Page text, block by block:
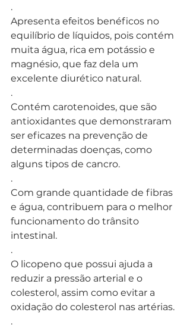
.
Apresenta efeitos benéficos no
equilíbrio de líquidos, pois contém
muita água, rica em potássio e
magnésio, que faz dela um
excelente diurético natural.
.
Contém carotenoides, que são
antioxidantes que demonstraram
ser eficazes na prevenção de
determinadas doenças, como
alguns tipos de cancro.
.
Com grande quantidade de fibras
e água, contribuem para o melhor
funcionamento do trânsito
intestinal.
.
O licopeno que possui ajuda a
reduzir a pressão arterial e o
colesterol, assim como evitar a
oxidação do colesterol nas artérias.
.